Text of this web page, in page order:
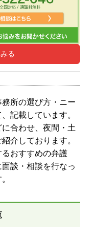
る
所の選び方・ニー
記載しています。
合わせ、夜間・土
介しております。
おすすめの弁護
談・相談を行なっ